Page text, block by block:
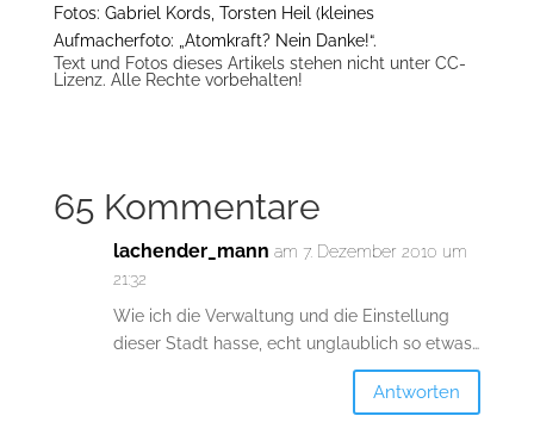
Fotos: Gabriel Kords, Torsten Heil (kleines
Aufmacherfoto: „Atomkraft? Nein Danke!“.
Text und Fotos dieses Artikels stehen nicht unter CC-
Lizenz. Alle Rechte vorbehalten!
65 Kommentare
lachender_mann am 7. Dezember 2010 um
21:32
Wie ich die Verwaltung und die Einstellung
dieser Stadt hasse, echt unglaublich so etwas…
Antworten